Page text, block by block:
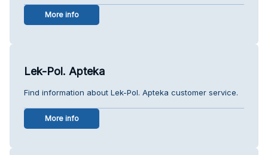
More info
Lek-Pol. Apteka
Find information about Lek-Pol. Apteka customer service.
More info